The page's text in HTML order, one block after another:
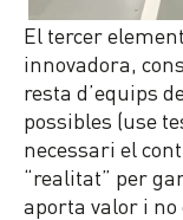
El tercer
innovadora,
resta d’equips
possibles (use
necessari el
“realitat” per
aporta valor i no